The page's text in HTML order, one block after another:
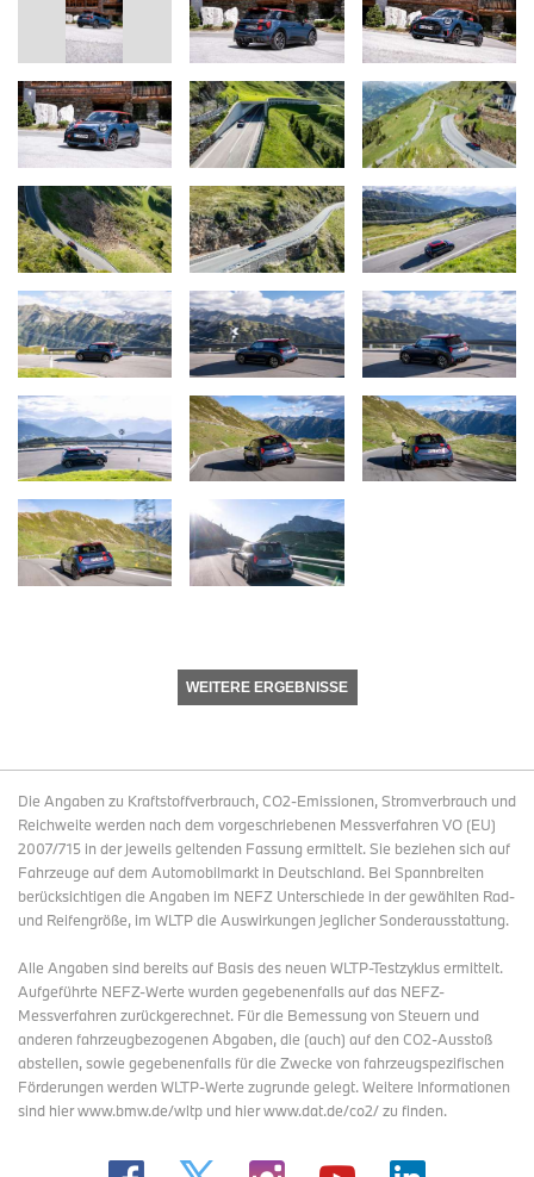
WEITERE ERGEBNISSE
Die Angaben zu Kraftstoffverbrauch, CO2-Emissionen, Stromverbrauch und
Reichweite werden nach dem vorgeschriebenen Messverfahren VO (EU)
2007/715 in der jeweils geltenden Fassung ermittelt. Sie beziehen sich auf
Fahrzeuge auf dem Automobilmarkt in Deutschland. Bei Spannbreiten
berücksichtigen die Angaben im NEFZ Unterschiede in der gewählten Rad-
und Reifengröße, im WLTP die Auswirkungen jeglicher Sonderausstattung.
Alle Angaben sind bereits auf Basis des neuen WLTP-Testzyklus ermittelt.
Aufgeführte NEFZ-Werte wurden gegebenenfalls auf das NEFZ-
Messverfahren zurückgerechnet. Für die Bemessung von Steuern und
anderen fahrzeugbezogenen Abgaben, die (auch) auf den CO2-Ausstoß
abstellen, sowie gegebenenfalls für die Zwecke von fahrzeugspezifischen
Förderungen werden WLTP-Werte zugrunde gelegt. Weitere Informationen
sind hier www.bmw.de/wltp und hier www.dat.de/co2/ zu finden.